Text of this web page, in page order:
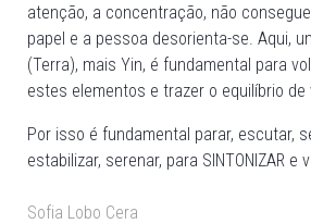
atenção, a concentração, não
papel e a pessoa desorienta-se. Aqui,
(Terra), mais Yin, é fundamental para
estes elementos e trazer o equilíbrio de
Por isso é fundamental parar, escutar,
estabilizar, serenar, para SINTONIZAR e
Sofia Lobo Cera